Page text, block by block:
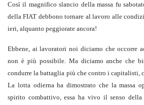
Così il magnifico slancio della massa fu
della FIAT debbono tornare al lavoro alle
ieri, alquanto peggiorate ancora!
Ebbene, ai lavoratori noi diciamo che occorre
non è più possibile. Ma diciamo anche che
condurre la battaglia più che contro i capitalisti,
La lotta odierna ha dimostrato che la massa
spirito combattivo, essa ha vivo il senso